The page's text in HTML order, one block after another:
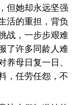
但她却永远坚强
活的重担，背负
战，一步步艰难
了许多同龄人难
母日复一日、
，任劳任怨，不